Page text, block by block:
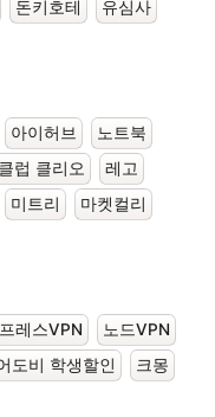
돈키호테
유심사
아이허브
노트북
클럽 클리오
레고
미트리
마켓컬리
레스VPN
노드VPN
도비 학생할인
크몽